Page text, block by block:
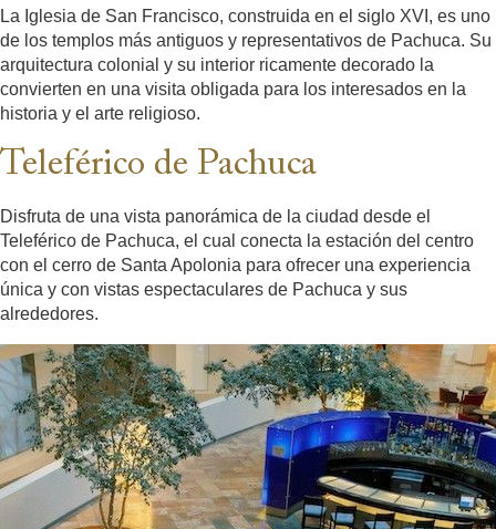
La Iglesia de San Francisco, construida en el siglo XVI, es uno
de los templos más antiguos y representativos de Pachuca. Su
arquitectura colonial y su interior ricamente decorado la
convierten en una visita obligada para los interesados en la
historia y el arte religioso.
Teleférico de Pachuca
Disfruta de una vista panorámica de la ciudad desde el
Teleférico de Pachuca, el cual conecta la estación del centro
con el cerro de Santa Apolonia para ofrecer una experiencia
única y con vistas espectaculares de Pachuca y sus
alrededores.